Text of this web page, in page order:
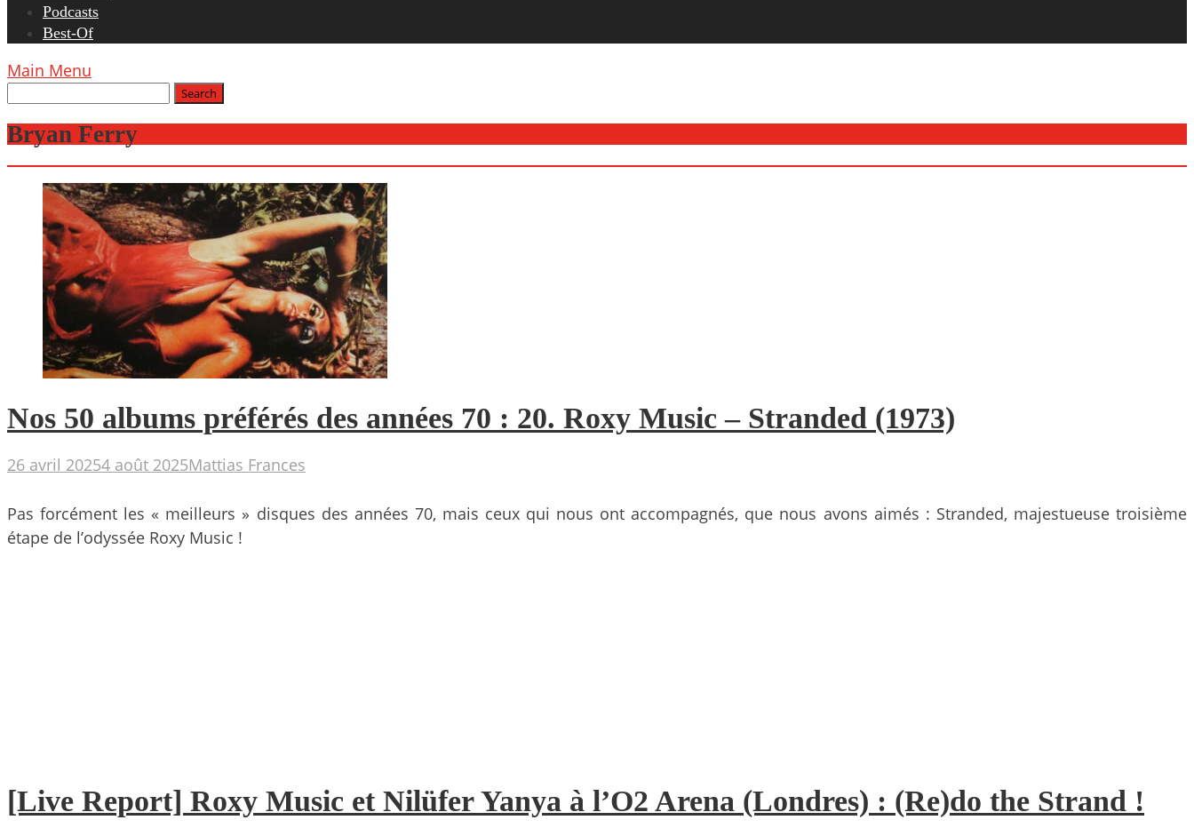
Podcasts
Best-Of
Main Menu
Bryan Ferry
Nos 50 albums préférés des années 70 : 20. Roxy Music – Stranded (1973)
26 avril 20254 août 2025Mattias Frances
Pas forcément les « meilleurs » disques des années 70, mais ceux qui nous ont accompagnés, que nous avons aimés : Stranded, majestueuse troisième
étape de l’odyssée Roxy Music !
[Live Report] Roxy Music et Nilüfer Yanya à l’O2 Arena (Londres) : (Re)do the Strand !